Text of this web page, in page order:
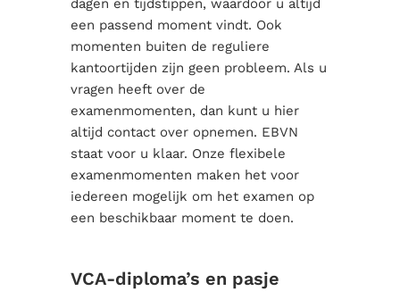
dagen en tijdstippen, waardoor u altijd
een passend moment vindt. Ook
momenten buiten de reguliere
kantoortijden zijn geen probleem. Als u
vragen heeft over de
examenmomenten, dan kunt u hier
altijd contact over opnemen. EBVN
staat voor u klaar. Onze flexibele
examenmomenten maken het voor
iedereen mogelijk om het examen op
een beschikbaar moment te doen.
VCA-diploma’s en pasje